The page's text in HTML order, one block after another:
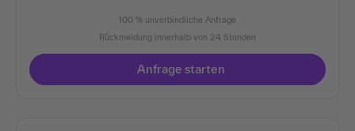
100 % unverbindliche Anfrage
Rückmeldung innerhalb von 24 Stunden
Anfrage starten